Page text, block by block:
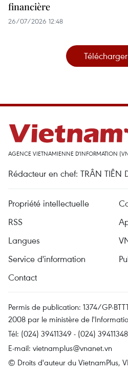
financière
26/07/2026 12:48
AGENCE VIETNAMIENNE D'INFORMATION
Rédacteur en chef: TRÂN TIÊN
Propriété intellectuelle
RSS
Langues
Service d'information
Contact
Permis de publication: 1374/GP-
2008 par le ministère de
Tél: (024) 39411349 - (024)
E-mail: vietnamplus@vnanet.vn
© Droits d'auteur du VietnamPlus,